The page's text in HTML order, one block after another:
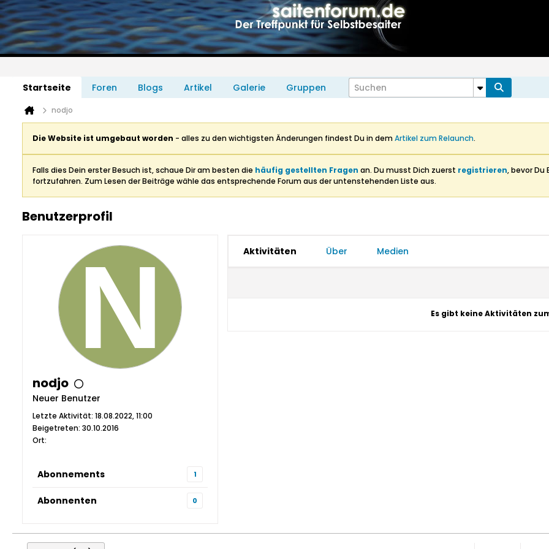
Startseite Foren Blogs Artikel Galerie Gruppen
nodjo
Die Website ist umgebaut worden - alles zu den wichtigsten Änderungen findest Du in demArtikel zum Relaunch.
Falls dies Dein erster Besuch ist, schaue Dir am besten die häufig gestellten Fragen an. Du musst Dich zuerst registrieren, bevor Du
fortzufahren. Zum Lesen der Beiträge wähle das entsprechende Forum aus der untenstehenden Liste aus.
Benutzerprofil
nodjo
Neuer Benutzer
Letzte Aktivität: 18.08.2022, 11:00
Beigetreten: 30.10.2016
Ort:
Abonnements 1
Abonnenten 0
Aktivitäten Über Medien
Es gibt keine Aktivitäten